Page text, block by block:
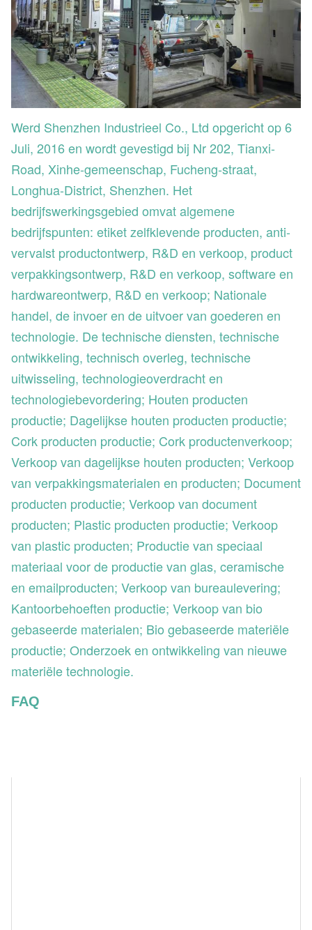
Werd Shenzhen Industrieel Co., Ltd opgericht op 6
Juli, 2016 en wordt gevestigd bij Nr 202, Tianxi-
Road, Xinhe-gemeenschap, Fucheng-straat,
Longhua-District, Shenzhen. Het
bedrijfswerkingsgebied omvat algemene
bedrijfspunten: etiket zelfklevende producten, anti-
vervalst productontwerp, R&D en verkoop, product
verpakkingsontwerp, R&D en verkoop, software en
hardwareontwerp, R&D en verkoop; Nationale
handel, de invoer en de uitvoer van goederen en
technologie. De technische diensten, technische
ontwikkeling, technisch overleg, technische
uitwisseling, technologieoverdracht en
technologiebevordering; Houten producten
productie; Dagelijkse houten producten productie;
Cork producten productie; Cork productenverkoop;
Verkoop van dagelijkse houten producten; Verkoop
van verpakkingsmaterialen en producten; Document
producten productie; Verkoop van document
producten; Plastic producten productie; Verkoop
van plastic producten; Productie van speciaal
materiaal voor de productie van glas, ceramische
en emailproducten; Verkoop van bureaulevering;
Kantoorbehoeften productie; Verkoop van bio
gebaseerde materialen; Bio gebaseerde materiële
productie; Onderzoek en ontwikkeling van nieuwe
materiële technologie.
FAQ